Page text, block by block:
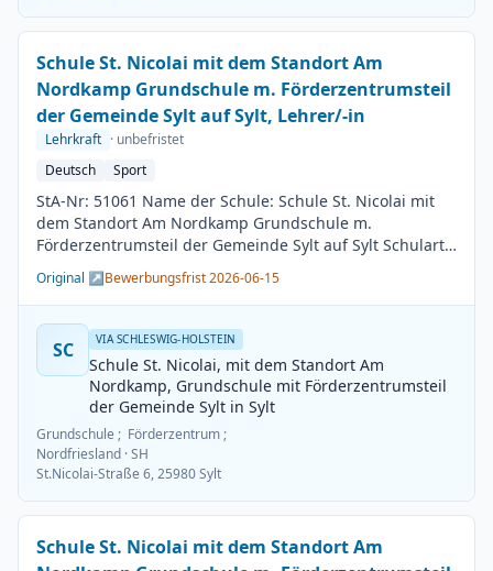
Schule St. Nicolai mit dem Standort Am
Nordkamp Grundschule m. Förderzentrumsteil
der Gemeinde Sylt auf Sylt, Lehrer/-in
Lehrkraft · unbefristet
Deutsch
Sport
StA-Nr: 51061 Name der Schule: Schule St. Nicolai mit
dem Standort Am Nordkamp Grundschule m.
Förderzentrumsteil der Gemeinde Sylt auf Sylt Schulart:
Grundschule Kreis / Kreisfreie Stadt: Nordfriesland
BesGr / EntGr: Besoldungsgruppe A13 1. Fach: Deutsch
2. Fach: Sport Beschäftigungsdauer: Unbefristet
Arbeitsumfang: Teilzeit möglich Besetzungstermin:
01.08.2026 Bewerbungsschluss: 15.06.2026
Veröffentlichung: 01.06.2026
Original ↗Bewerbungsfrist 2026-06-15
SC VIA SCHLESWIG-HOLSTEIN
Schule St. Nicolai, mit dem Standort Am
Nordkamp, Grundschule mit Förderzentrumsteil
der Gemeinde Sylt in Sylt
Grundschule ; Förderzentrum ;
Nordfriesland · SH
St.Nicolai-Straße 6, 25980 Sylt
Schule St. Nicolai mit dem Standort Am